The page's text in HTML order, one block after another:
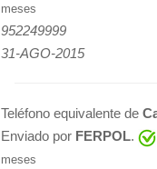
meses
952249999
31-AGO-2015
Teléfono equivalente de
Enviado por FERPOL.
meses